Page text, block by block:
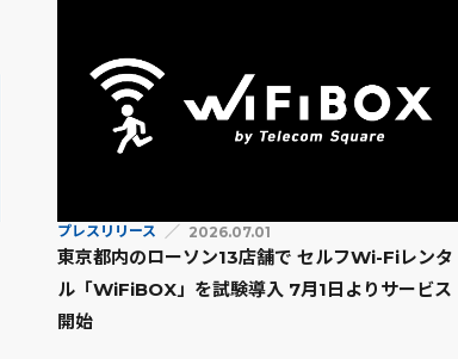
プレスリリース 2026.07.01
東京都内のローソン13店舗で セルフWi-Fiレンタ
ル「WiFiBOX」を試験導入 7月1日よりサービス
開始